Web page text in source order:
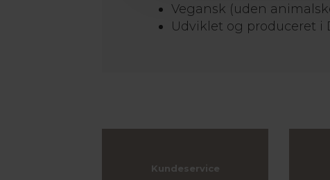
Vegansk (uden
Udviklet og produceret i
Kundeservice